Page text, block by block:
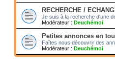
RECHERCHE /
Je suis à la recherche d'une
Modérateur : Deuchémoi
Petites annonces en
Faîtes nous découvrir des
Modérateur : Deuchémoi